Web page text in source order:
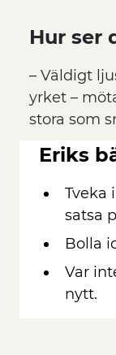
Hur ser
– Väldigt
yrket –
stora som
Eriks
Tveka
satsa
Bolla
Var
nytt.